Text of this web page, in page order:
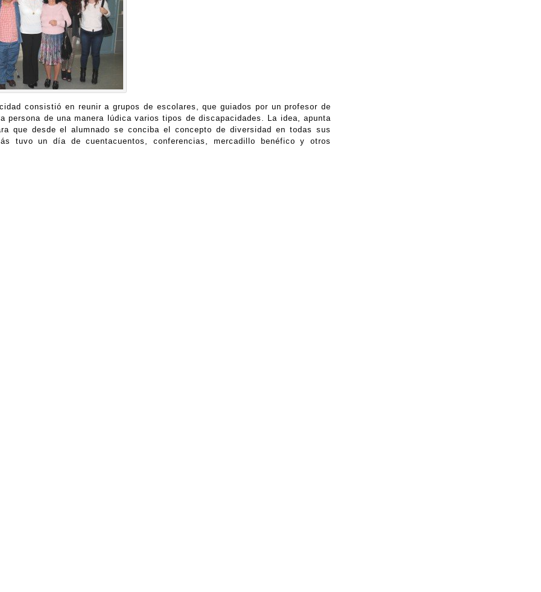
consistió en reunir a grupos de escolares, que guiados por un profesor de
de una manera lúdica varios tipos de discapacidades. La idea, apunta
que desde el alumnado se conciba el concepto de diversidad en todas sus
tuvo un día de cuentacuentos, conferencias, mercadillo benéfico y otros